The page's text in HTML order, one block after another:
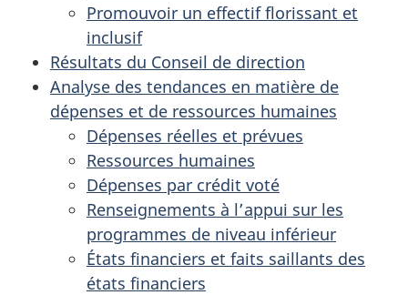
Promouvoir un effectif florissant et
inclusif
Résultats du Conseil de direction
Analyse des tendances en matière de
dépenses et de ressources humaines
Dépenses réelles et prévues
Ressources humaines
Dépenses par crédit voté
Renseignements à l’appui sur les
programmes de niveau inférieur
États financiers et faits saillants des
états financiers